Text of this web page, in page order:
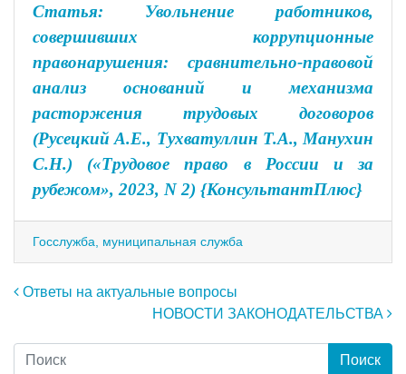
Статья: Увольнение работников,
совершивших коррупционные
правонарушения: сравнительно-правовой
анализ оснований и механизма
расторжения трудовых договоров
(Русецкий А.Е., Тухватуллин Т.А., Манухин
С.Н.) («Трудовое право в России и за
рубежом», 2023, N 2) {КонсультантПлюс}
Госслужба, муниципальная служба
Навигация по записям
Ответы на актуальные вопросы
НОВОСТИ ЗАКОНОДАТЕЛЬСТВА